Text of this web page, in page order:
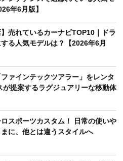
年6月版】
】売れているカーナビTOP10｜ドラ
る人気モデルは？【2026年6月
ァインテックツアラー」をレンタ
が提案するラグジュアリーな移動体
スポーツカスタム！ 日常の使いや
に、他とは違うスタイルへ